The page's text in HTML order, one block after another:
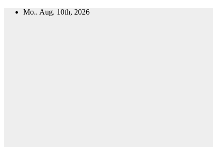
Zum
Mo.. Aug. 10th, 2026